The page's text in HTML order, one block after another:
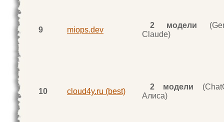
9 miops.dev
2 модели
Claude)
10 cloud4y.ru (best)
2 модели
Алиса)